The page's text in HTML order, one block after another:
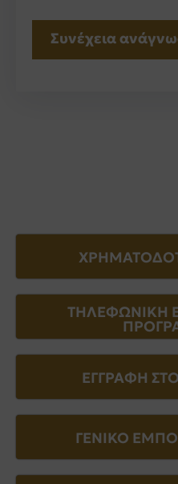
Συνέχεια
ΤΗΛΕΦΩΝΙΚΗ
ΕΓΓΡΑΦΗ ΣΤΟ
ΓΕΝΙΚΟ